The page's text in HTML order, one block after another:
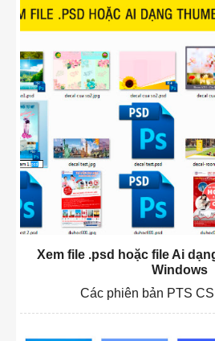
Xem file .psd hoặc file Ai
Windows
Các phiên bản PTS